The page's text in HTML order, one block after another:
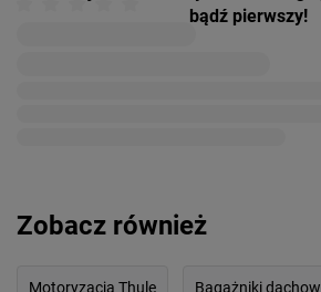
bądź pierwszy!
Zobacz również
Motoryzacja Thule Bagażniki